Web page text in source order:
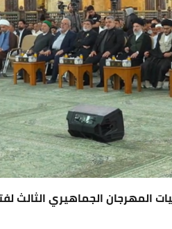
المهرجان الجماهيري الثالث